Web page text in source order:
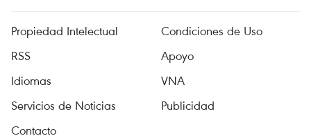
Propiedad Intelectual
Condiciones de Uso
RSS
Apoyo
Idiomas
VNA
Servicios de Noticias
Publicidad
Contacto